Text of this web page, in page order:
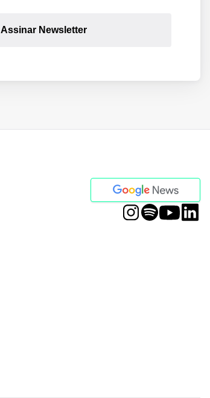
Assinar Newsletter